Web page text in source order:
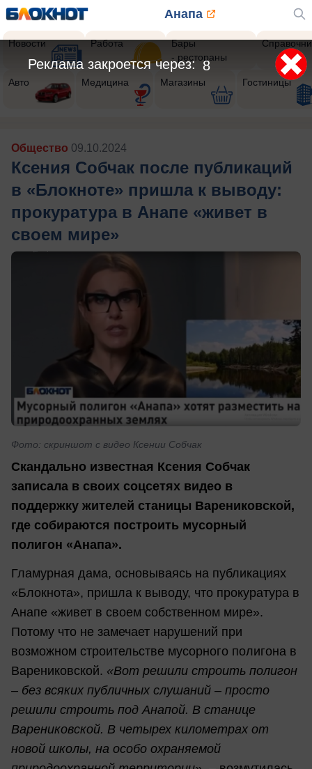
Анапа
Новости Работа
Бары
- рестораны
Авто Медицина Магазины Гостиницы
Общество 09.10.2024
Ксения Собчак после публикаций
в «Блокноте» пришла к выводу:
прокуратура в Анапе «живет в
своем мире»
Фото: скриншот с видео Ксении Собчак
Скандально известная Ксения Собчак
записала в своих соцсетях видео в
поддержку жителей станицы Варениковской,
где собираются построить мусорный
полигон «Анапа».
Гламурная дама, основываясь на публикациях
«Блокнота», пришла к выводу, что прокуратура в
Анапе «живет в своем собственном мире».
Потому что не замечает нарушений при
возможном строительстве мусорного полигона в
Варениковской. «Вот решили строить полигон
– без всяких публичных слушаний – просто
решили строить под Анапой. В станице
Варениковской. В четырех километрах от
новой школы, на особо охраняемой
6
Реклама закроется через: